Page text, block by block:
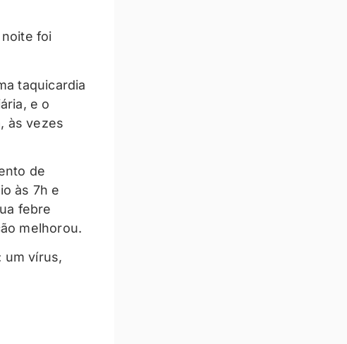
foi
taquicardia
e o
às vezes
de
às 7h e
febre
melhorou.
um vírus,